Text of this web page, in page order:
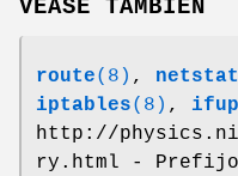
VÉASE TAMBIÉN
route(8) , netstat
iptables(8) , ifup
http://
ry.html -